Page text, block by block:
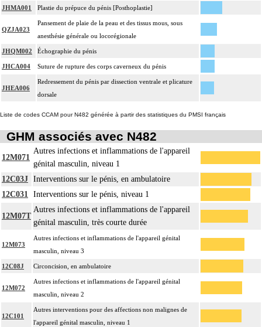
JHMA001 Plastie du prépuce du pénis [Posthoplastie]
QZJA023
Pansement de plaie de la peau et des tissus mous, sous
anesthésie générale ou locorégionale
JHQM002 Échographie du pénis
JHCA004 Suture de rupture des corps caverneux du pénis
JHEA006
Redressement du pénis par dissection ventrale et plicature
dorsale
Liste de codes CCAM pour N482 générée à partir des statistiques du PMSI français
GHM associés avec N482
12M071
Autres infections et inflammations de l'appareil
génital masculin, niveau 1
12C03J Interventions sur le pénis, en ambulatoire
12C031 Interventions sur le pénis, niveau 1
12M07T
Autres infections et inflammations de l'appareil
génital masculin, très courte durée
12M073
Autres infections et inflammations de l'appareil génital
masculin, niveau 3
12C08J Circoncision, en ambulatoire
12M072
Autres infections et inflammations de l'appareil génital
masculin, niveau 2
12C101
Autres interventions pour des affections non malignes de
l'appareil génital masculin, niveau 1